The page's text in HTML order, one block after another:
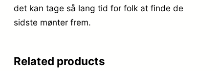
det kan tage så lang tid for folk at finde de
sidste mønter frem.
Related products